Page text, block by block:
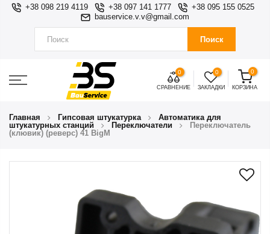
+38 098 219 4119 +38 097 141 1777
+38 095 155 0525
bauservice.v.v@gmail.com
Поиск
0
СРАВНЕНИЕ
0
ЗАКЛАДКИ
0
КОРЗИНА
Главная Гипсовая штукатурка
Автоматика для
штукатурных станций
Переключатели
Переключатель
(клювик) (реверс) 41 BigM